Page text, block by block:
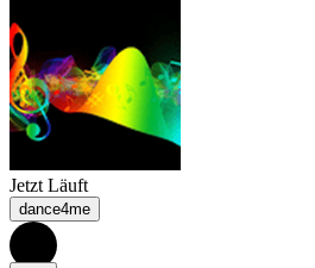
Jetzt Läuft
dance4me